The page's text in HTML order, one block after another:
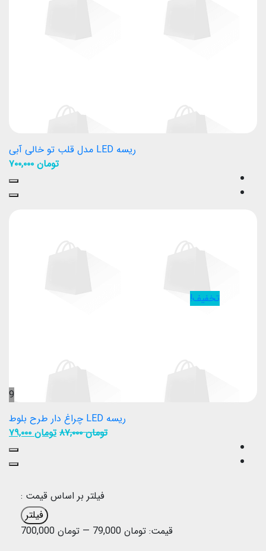
ریسه LED مدل قلب تو خالی آبی
تومان
تخفیف!
9
ریسه LED چراغ دار طرح بلوط
تومان۸۷,۰۰۰ تومان۷۹,۰۰۰
فیلتر بر اساس قیمت :
فیلتر
قیمت: تومان 79,000 — تومان 700,000